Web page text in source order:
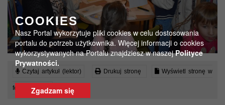
COOKIES
Nasz Portal wykorzytuje pliki cookies w celu dostosowania
portalu do potrzeb użytkownika. Więcej informacji o cookies
wykorzystywanych na Portalu znajdziesz w naszejPolityce
Prywatności.
Zgadzam się
Czytaj artykuł (lektor) Drukuj stronę Wyświetl stronę w
formacie PDF